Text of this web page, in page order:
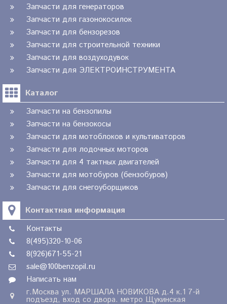
Запчасти для генераторов
Запчасти для газонокосилок
Запчасти для бензорезов
Запчасти для строительной техники
Запчасти для воздуходувок
Запчасти для ЭЛЕКТРОИНСТРУМЕНТА
Каталог
Запчасти на бензопилы
Запчасти на бензокосы
Запчасти для мотоблоков и культиваторов
Запчасти для лодочных моторов
Запчасти для 4 тактных двигателей
Запчасти для мотобуров (бензобуров)
Запчасти для снегоуборщиков
Контактная информация
Контакты
8(495)320-10-06
8(926)671-55-21
sale@100benzopil.ru
Написать нам
г.Москва ул. МАРШАЛА НОВИКОВА д.4 к.1 7-й
подъезд, вход со двора. метро Щукинская